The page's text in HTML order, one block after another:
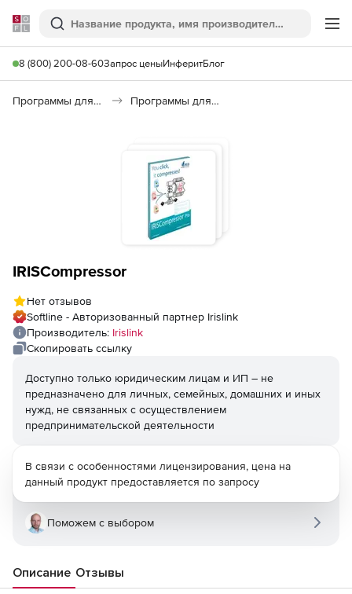
Softline
Поиск
8 (800) 200-08-60Запрос ценыИнферитБлог
Программы для работы с текстом Программы для распознавания текста и речи
IRISCompressor
Нет отзывов
Softline - Авторизованный партнер Irislink
Производитель: Irislink
Скопировать ссылку
Доступно только юридическим лицам и ИП – не
предназначено для личных, семейных, домашних и иных
нужд, не связанных с осуществлением
предпринимательской деятельности
В связи с особенностями лицензирования, цена на
данный продукт предоставляется по запросу
Поможем с выбором
Описание Отзывы